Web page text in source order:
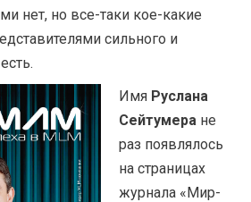
нет, но все-таки кое-какие
сильного и
Имя Руслана
Сейтумера не
раз появлялось
на страницах
журнала «Мир-